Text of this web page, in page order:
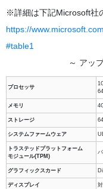
※詳細は下記Microsoft社
https://
#table1
～ アッ
プロセッサ
メモリ
ストレージ
システムファームウェア
トラステッドプラットフォーム
モジュール(TPM)
グラフィックスカード
ディスプレイ